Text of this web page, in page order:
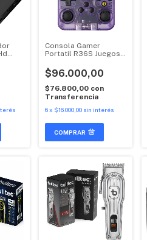
Consola Gamer
Portatil R36S Juegos
Juegos
$96.000,00
$76.800,00 con
Transferencia
6x $16.000,00 sin interés
COMPRAR